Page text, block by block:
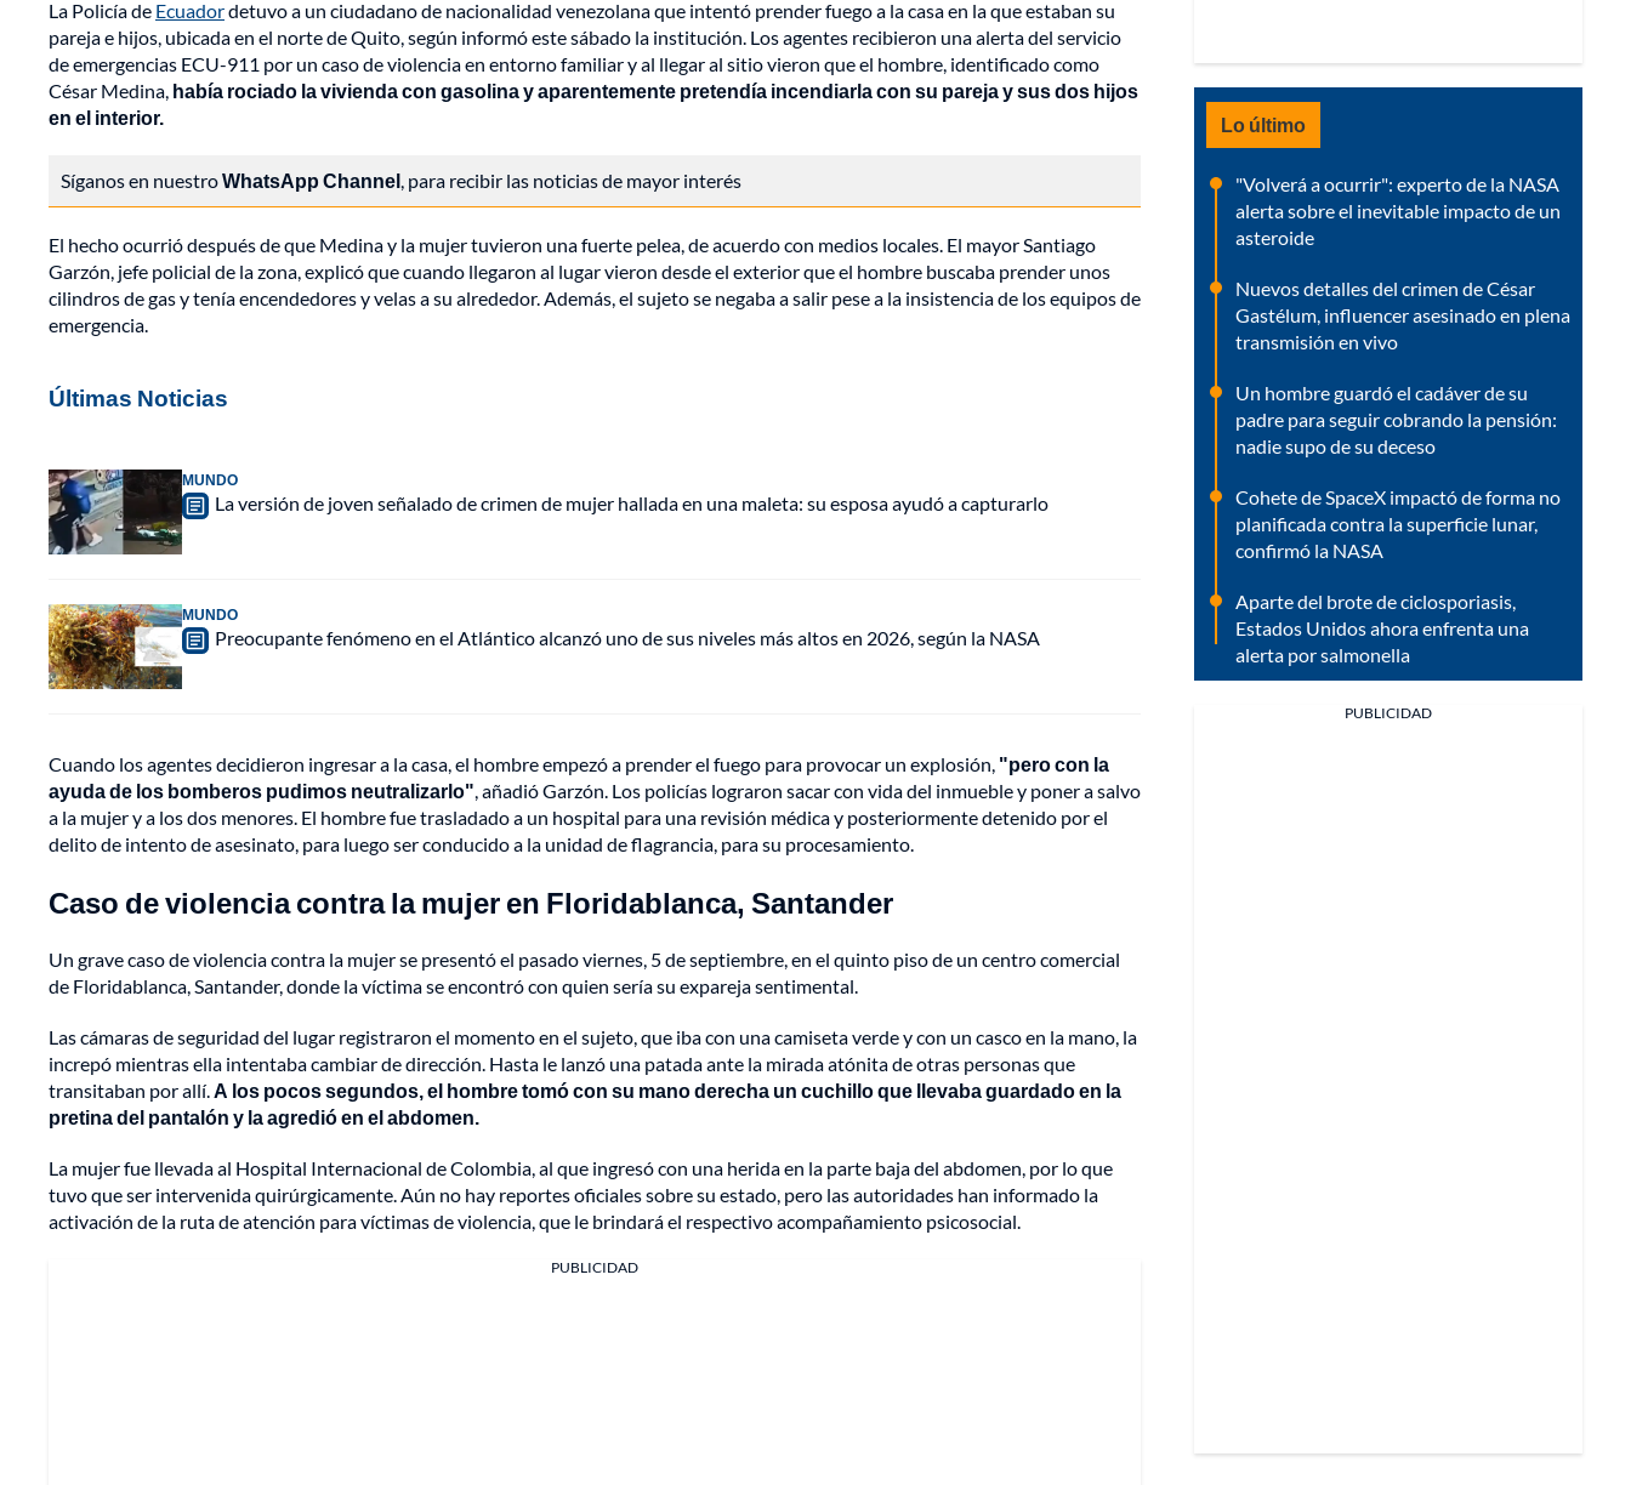
La Policía de Ecuadordetuvo a un ciudadano de nacionalidad venezolana que intentó prender fuego a la casa en la que estaban su
pareja e hijos, ubicada en el norte de Quito, según informó este sábado la institución. Los agentes recibieron una alerta del servicio
de emergencias ECU-911 por un caso de violencia en entorno familiar y al llegar al sitio vieron que el hombre, identificado como
César Medina, había rociado la vivienda con gasolina y aparentemente pretendía incendiarla con su pareja y sus dos hijos
en el interior.
Síganos en nuestroWhatsApp Channel, para recibir las noticias de mayor interés
El hecho ocurrió después de que Medina y la mujer tuvieron una fuerte pelea, de acuerdo con medios locales. El mayor Santiago
Garzón, jefe policial de la zona, explicó que cuando llegaron al lugar vieron desde el exterior que el hombre buscaba prender unos
cilindros de gas y tenía encendedores y velas a su alrededor. Además, el sujeto se negaba a salir pese a la insistencia de los equipos de
emergencia.
Últimas Noticias
MUNDO
La versión de joven señalado de crimen de mujer hallada en una maleta: su esposa ayudó a capturarlo
MUNDO
Preocupante fenómeno en el Atlántico alcanzó uno de sus niveles más altos en 2026, según la NASA
Cuando los agentes decidieron ingresar a la casa, el hombre empezó a prender el fuego para provocar un explosión, "pero con la
ayuda de los bomberos pudimos neutralizarlo", añadió Garzón. Los policías lograron sacar con vida del inmueble y poner a salvo
a la mujer y a los dos menores. El hombre fue trasladado a un hospital para una revisión médica y posteriormente detenido por el
delito de intento de asesinato, para luego ser conducido a la unidad de flagrancia, para su procesamiento.
Caso de violencia contra la mujer en Floridablanca, Santander
Un grave caso de violencia contra la mujer se presentó el pasado viernes, 5 de septiembre, en el quinto piso de un centro comercial
de Floridablanca, Santander, donde la víctima se encontró con quien sería su expareja sentimental.
Las cámaras de seguridad del lugar registraron el momento en el sujeto, que iba con una camiseta verde y con un casco en la mano, la
increpó mientras ella intentaba cambiar de dirección. Hasta le lanzó una patada ante la mirada atónita de otras personas que
transitaban por allí.A los pocos segundos, el hombre tomó con su mano derecha un cuchillo que llevaba guardado en la
pretina del pantalón y la agredió en el abdomen.
La mujer fue llevada al Hospital Internacional de Colombia, al que ingresó con una herida en la parte baja del abdomen, por lo que
tuvo que ser intervenida quirúrgicamente. Aún no hay reportes oficiales sobre su estado, pero las autoridades han informado la
activación de la ruta de atención para víctimas de violencia, que le brindará el respectivo acompañamiento psicosocial.
PUBLICIDAD
Lo último
"Volverá a ocurrir": experto de la NASA
alerta sobre el inevitable impacto de un
asteroide
Nuevos detalles del crimen de César
Gastélum, influencer asesinado en plena
transmisión en vivo
Un hombre guardó el cadáver de su
padre para seguir cobrando la pensión:
nadie supo de su deceso
Cohete de SpaceX impactó de forma no
planificada contra la superficie lunar,
confirmó la NASA
Aparte del brote de ciclosporiasis,
Estados Unidos ahora enfrenta una
alerta por salmonella
PUBLICIDAD